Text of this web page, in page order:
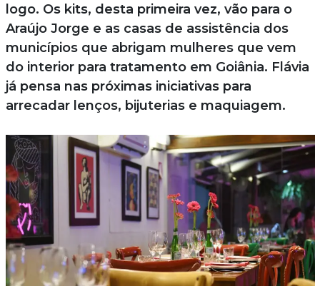
logo. Os kits, desta primeira vez, vão para o
Araújo Jorge e as casas de assistência dos
municípios que abrigam mulheres que vem
do interior para tratamento em Goiânia. Flávia
já pensa nas próximas iniciativas para
arrecadar lenços, bijuterias e maquiagem.